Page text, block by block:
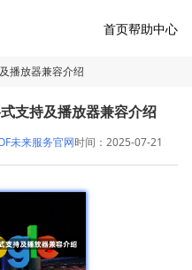
首页帮助中心
播放器兼容介绍
支持及播放器兼容介绍
未来服务官网时间：2025-07-21